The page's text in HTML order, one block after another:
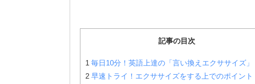
記事の目次
1 毎日10分！英語上達の「言い換えエクササイズ」
2 早速トライ！エクササイズをする上でのポイント